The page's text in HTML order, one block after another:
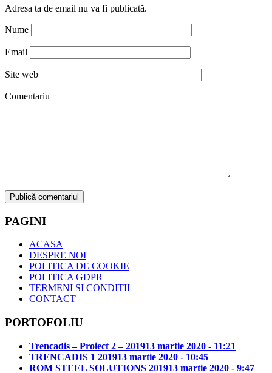
Adresa ta de email nu va fi publicată.
Nume
Email
Site web
Comentariu
PAGINI
ACASA
DESPRE NOI
POLITICA DE COOKIE
POLITICA GDPR
TERMENI SI CONDITII
CONTACT
PORTOFOLIU
Trencadis – Proiect 2 – 201913 martie 2020 - 11:21
TRENCADIS 1 201913 martie 2020 - 10:45
ROM STEEL SOLUTIONS 201913 martie 2020 - 9:47